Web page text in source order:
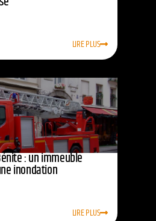
LIRE PLUS
: un immeuble
inondation
LIRE PLUS